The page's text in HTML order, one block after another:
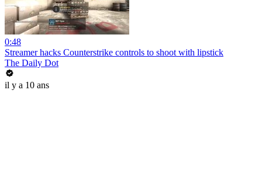
0:48
Streamer hacks Counterstrike controls to shoot with lipstick
The Daily Dot
il y a 10 ans